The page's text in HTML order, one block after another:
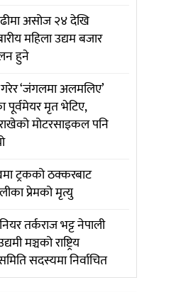
असोज २४ देखि
महिला उद्यम बजार
हुने
‘जंगलमा अलमलिए’
पूर्वमेयर मृत भेटिए,
मोटरसाइकल पनि
ट्रकको ठक्करबाट
प्रेमको मृत्यु
तर्कराज भट्ट नेपाली
मञ्चको राष्ट्रिय
सदस्यमा निर्वाचित